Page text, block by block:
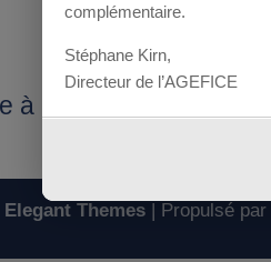
à : MDD 2018
Elegant Themes| Propulsé par
complémentaire.
Stéphane Kirn,
Directeur de l’AGEFICE